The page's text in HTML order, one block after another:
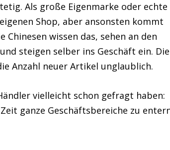
Als große Eigenmarke oder echte
Shop, aber ansonsten kommt
wissen das, sehen an den
steigen selber ins Geschäft ein. Die
Anzahl neuer Artikel unglaublich.
vielleicht schon gefragt haben:
ganze Geschäftsbereiche zu